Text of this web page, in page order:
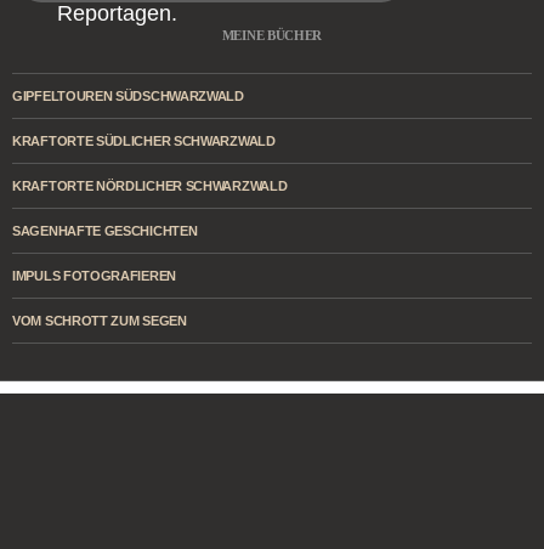
Reportagen.
MEINE BÜCHER
GIPFELTOUREN SÜDSCHWARZWALD
KRAFTORTE SÜDLICHER SCHWARZWALD
KRAFTORTE NÖRDLICHER SCHWARZWALD
SAGENHAFTE GESCHICHTEN
IMPULS FOTOGRAFIEREN
VOM SCHROTT ZUM SEGEN